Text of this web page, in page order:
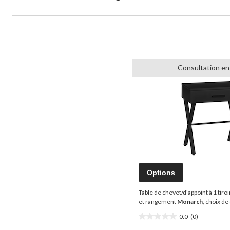
Consultation
Options
Table de chevet/d'appoint à 1
et rangement Monarch , choix
0.0 (0)